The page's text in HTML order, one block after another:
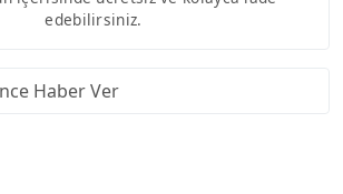
edebilirsiniz.
Haber Ver